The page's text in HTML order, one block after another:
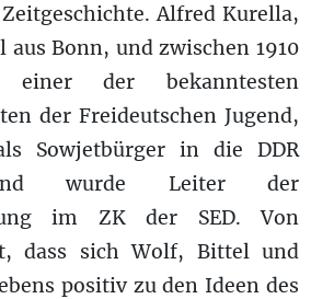
Alfred Kurella,
aus Bonn, und zwischen 1910
der bekanntesten
der Freideutschen Jugend,
Sowjetbürger in die DDR
wurde Leiter der
im ZK der SED. Von
dass sich Wolf, Bittel und
positiv zu den Ideen des